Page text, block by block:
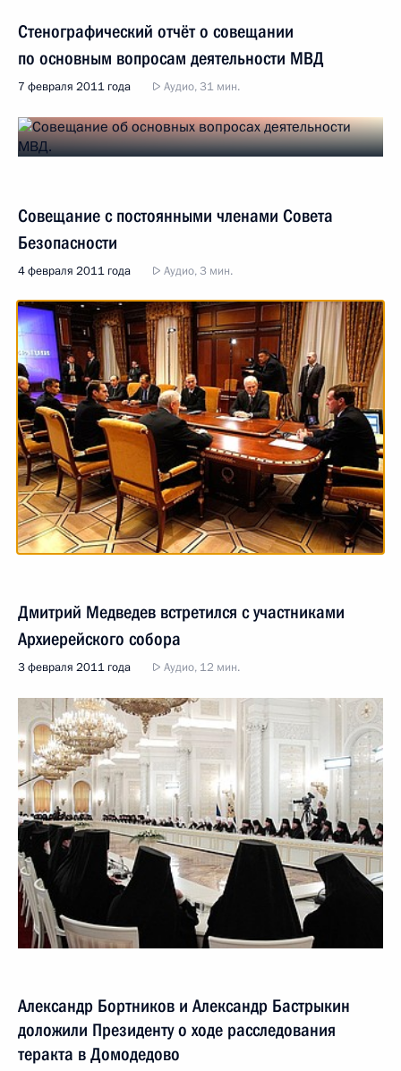
Стенографический отчёт о совещании
по основным вопросам деятельности МВД
7 февраля 2011 года Аудио, 31 мин.
Совещание с постоянными членами Совета
Безопасности
4 февраля 2011 года Аудио, 3 мин.
Дмитрий Медведев встретился с участниками
Архиерейского собора
3 февраля 2011 года Аудио, 12 мин.
Александр Бортников и Александр Бастрыкин
доложили Президенту о ходе расследования
теракта в Домодедово